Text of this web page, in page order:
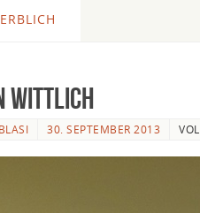
Wittlich
30. SEPTEMBER 2013